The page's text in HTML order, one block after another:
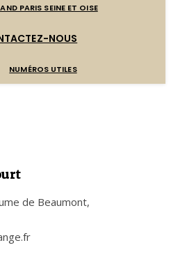
PARIS SEINE ET OISE
NOUS
NUMÉROS UTILES
de Beaumont,